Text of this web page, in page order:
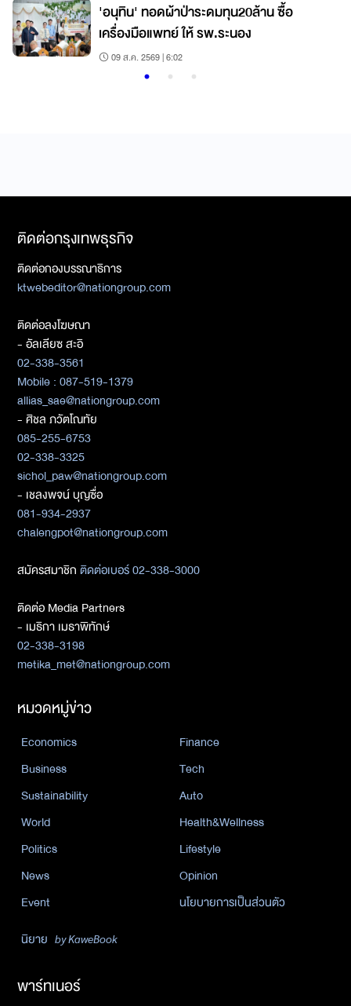
'อนุทิน' ทอดผ้าป่าระดมทุน20ล้าน ซื้อ
เครื่องมือแพทย์ ให้ รพ.ระนอง
09 ส.ค. 2569 | 6:02
ติดต่อกรุงเทพธุรกิจ
ติดต่อกองบรรณาธิการ
ktwebeditor@nationgroup.com
ติดต่อลงโฆษณา
- อัลเลียซ สะอิ
02-338-3561
Mobile : 087-519-1379
allias_sae@nationgroup.com
- ศิชล ภวัตโณทัย
085-255-6753
02-338-3325
sichol_paw@nationgroup.com
- เชลงพจน์ บุญซื่อ
081-934-2937
chalengpot@nationgroup.com
สมัครสมาชิกติดต่อเบอร์ 02-338-3000
ติดต่อ Media Partners
- เมธิกา เมธาพิทักษ์
02-338-3198
metika_met@nationgroup.com
หมวดหมู่ข่าว
Economics
Finance
Business
Tech
Sustainability
Auto
World
Health&Wellness
Politics
Lifestyle
News
Opinion
Event
นโยบายการเป็นส่วนตัว
นิยาย by KaweBook
พาร์ทเนอร์